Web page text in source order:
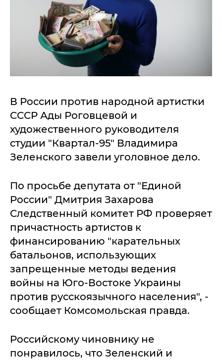
В России против народной артистки
СССР Ады Роговцевой и
художественного руководителя
студии "Квартал-95" Владимира
Зеленского завели уголовное дело.
По просьбе депутата от "Единой
России" Дмитрия Захарова
Следственный комитет РФ проверяет
причастность артистов к
финансированию "карательных
батальонов, использующих
запрещенные методы ведения
войны на Юго-Востоке Украины
против русскоязычного населения", -
сообщает Комсомольская правда.
Российскому чиновнику не
понравилось, что Зеленский и